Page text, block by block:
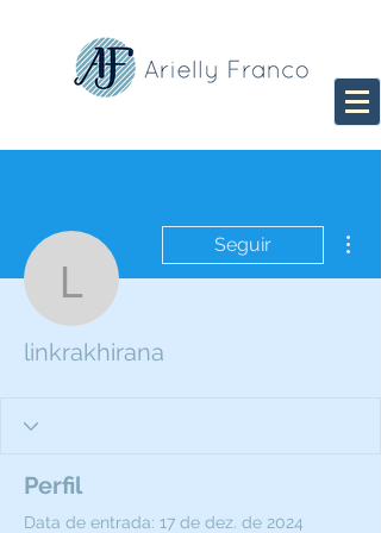
linkrakhirana
Seguir
linkrakhirana
Perfil
Data de entrada: 17 de dez. de 2024